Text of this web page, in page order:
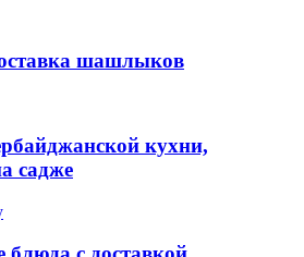
шашлыков
кухни,
садже